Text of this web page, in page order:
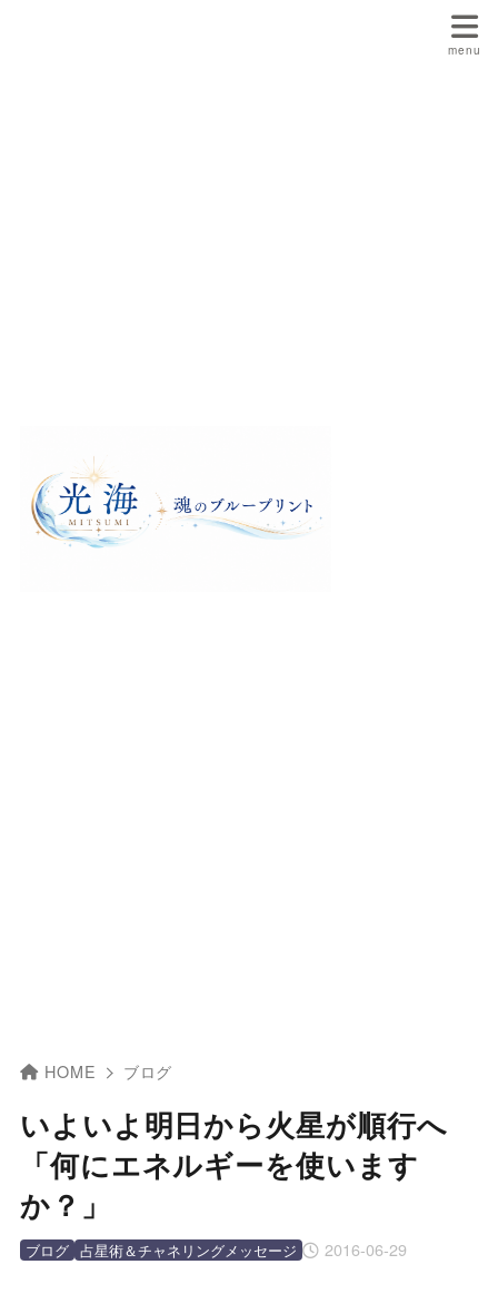
HOME ブログ
いよいよ明日から火星が順行へ
「何にエネルギーを使います
か？」
2016-06-29
ブログ 占星術＆チャネリングメッセージ